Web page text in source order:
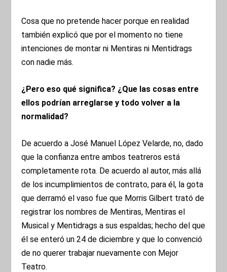
Cosa que no pretende hacer porque en realidad
también explicó que por el momento no tiene
intenciones de montar ni Mentiras ni Mentidrags
con nadie más.
¿Pero eso qué significa? ¿Que las cosas entre
ellos podrían arreglarse y todo volver a la
normalidad?
De acuerdo a José Manuel López Velarde, no, dado
que la confianza entre ambos teatreros está
completamente rota. De acuerdo al autor, más allá
de los incumplimientos de contrato, para él, la gota
que derramó el vaso fue que Morris Gilbert trató de
registrar los nombres de Mentiras, Mentiras el
Musical y Mentidrags a sus espaldas; hecho del que
él se enteró un 24 de diciembre y que lo convenció
de no querer trabajar nuevamente con Mejor
Teatro.